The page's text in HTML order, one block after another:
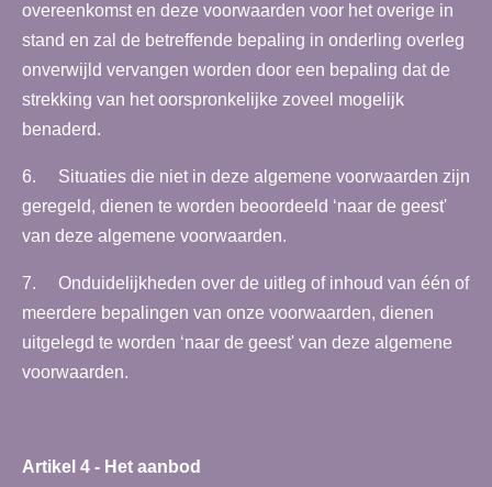
overeenkomst en deze voorwaarden voor het overige in
stand en zal de betreffende bepaling in onderling overleg
onverwijld vervangen worden door een bepaling dat de
strekking van het oorspronkelijke zoveel mogelijk
benaderd.
6. Situaties die niet in deze algemene voorwaarden zijn
geregeld, dienen te worden beoordeeld ‘naar de geest'
van deze algemene voorwaarden.
7. Onduidelijkheden over de uitleg of inhoud van één of
meerdere bepalingen van onze voorwaarden, dienen
uitgelegd te worden ‘naar de geest' van deze algemene
voorwaarden.
Artikel 4 - Het aanbod